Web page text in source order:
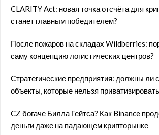
CLARITY Act: новая точка отсчёта для
станет главным победителем?
После пожаров на складах Wildberries:
саму концепцию логистических центров?
Стратегические предприятия: должны ли
объекты, которые нельзя
CZ богаче Билла Гейтса? Как Binance
деньги даже на падающем крипторынке